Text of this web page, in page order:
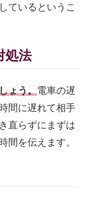
ているというこ
処法
ょう。 電車の遅
間に遅れて相手
直らずにまずは
間を伝えます。